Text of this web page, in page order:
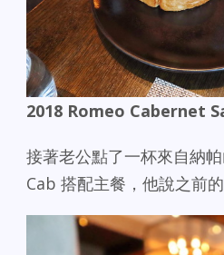
2018 Romeo Cabernet
接著老公點了一杯來自納
Cab 搭配主餐，他說之前